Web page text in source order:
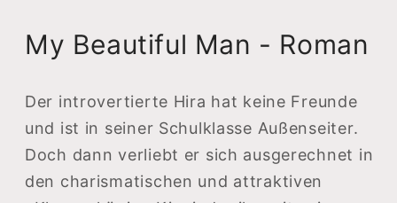
My Beautiful Man - Roman
Der introvertierte Hira hat keine Freunde
und ist in seiner Schulklasse Außenseiter.
Doch dann verliebt er sich ausgerechnet in
den charismatischen und attraktiven